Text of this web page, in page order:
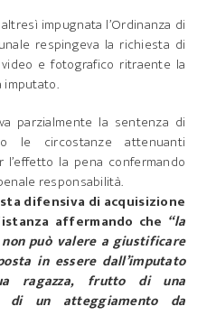
impugnata l’Ordinanza di
respingeva la richiesta di
e fotografico ritraente la
imputato.
parzialmente la sentenza di
le circostanze attenuanti
la pena confermando
responsabilità.
difensiva di acquisizione
affermando che “la
può valere a giustificare
in essere dall’imputato
ragazza, frutto di una
di un atteggiamento da